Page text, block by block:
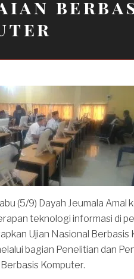
(5/9) Dayah Jeumala
teknologi informasi di
Ujian Nasional Berbasis
bagian Penelitian dan
Komputer.